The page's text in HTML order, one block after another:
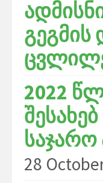
გეგმის
2022
საჯარო
28